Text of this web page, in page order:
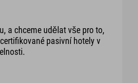
a chceme udělat vše pro to,
pasivní hotely v